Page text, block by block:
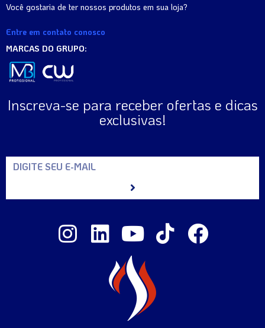
Você gostaria de ter nossos produtos em sua loja?
Entre em contato conosco
MARCAS DO GRUPO:
Inscreva-se para receber ofertas e dicas
exclusivas!